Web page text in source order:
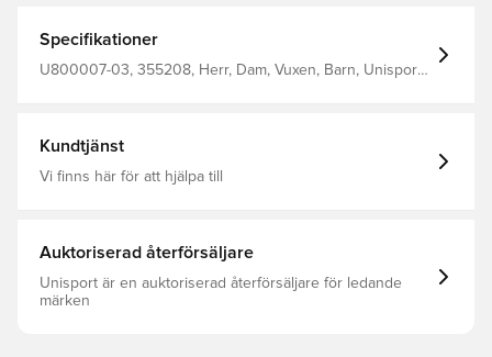
Specifikationer
U800007-03, 355208, Herr, Dam, Vuxen, Barn, Unisport,
Kundtjänst
Vi finns här för att hjälpa till
Auktoriserad återförsäljare
Unisport är en auktoriserad återförsäljare för ledande
märken